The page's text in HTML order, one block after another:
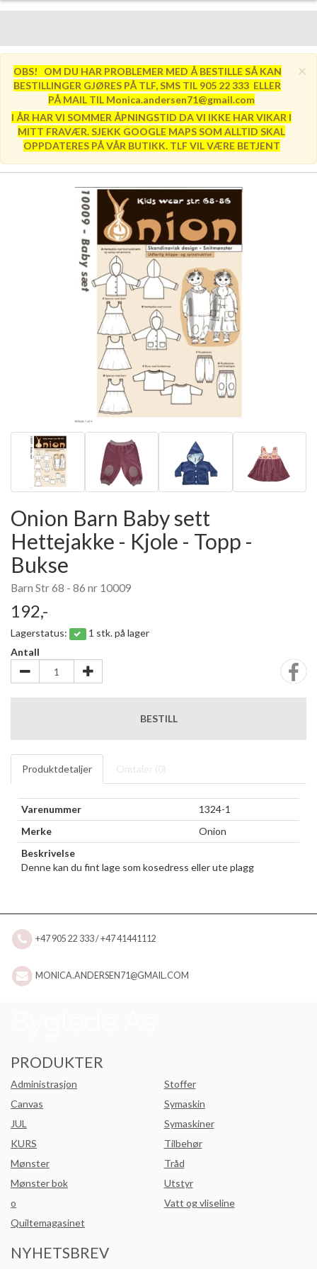
×
OBS! OM DU HAR PROBLEMER MED Å BESTILLE SÅ KAN
BESTILLINGER GJØRES PÅ TLF, SMS TIL 905 22 333 ELLER
PÅ MAIL TIL Monica.andersen71@gmail.com
I ÅR HAR VI SOMMER ÅPNINGSTID DA VI IKKE HAR VIKAR I
MITT FRAVÆR. SJEKK GOOGLE MAPS SOM ALLTID SKAL
OPPDATERES PÅ VÅR BUTIKK. TLF VIL VÆRE BETJENT
Onion Barn Baby sett
Hettejakke - Kjole - Topp -
Bukse
Barn Str 68 - 86 nr 10009
192,-
Lagerstatus:
1 stk. på lager
Antall
BESTILL
Produktdetaljer Omtaler (0)
Varenummer
1324-1
Merke
Onion
Beskrivelse
Denne kan du fint lage som kosedress eller ute plagg
+47 905 22 333 / +47 41441112
MONICA.ANDERSEN71@GMAIL.COM
PRODUKTER
Administrasjon
Canvas
JUL
KURS
Mønster
Mønster bok
o
Quiltemagasinet
Stoffer
Symaskin
Symaskiner
Tilbehør
Tråd
Utstyr
Vatt og vliseline
NYHETSBREV